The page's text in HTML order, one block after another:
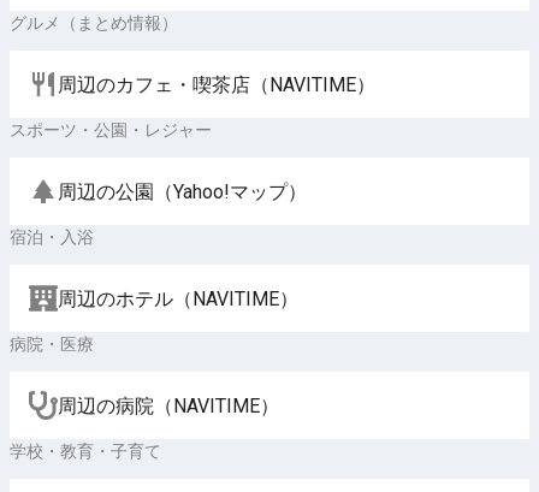
グルメ（まとめ情報）
周辺のカフェ・喫茶店（NAVITIME）
スポーツ・公園・レジャー
周辺の公園（Yahoo!マップ）
宿泊・入浴
周辺のホテル（NAVITIME）
病院・医療
周辺の病院（NAVITIME）
学校・教育・子育て